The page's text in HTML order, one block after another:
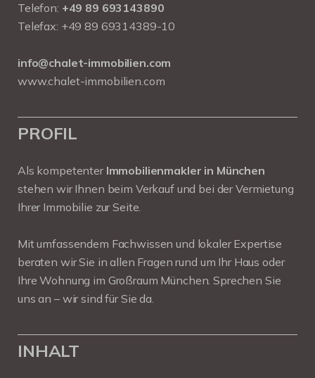
Telefon: +49 89 693143890
Telefax: +49 89 69314389-10
info@chalet-immobilien.com
www.chalet-immobilien.com
PROFIL
Als kompetenter Immobilienmakler in München
stehen wir Ihnen beim Verkauf und bei der Vermietung
Ihrer Immobilie zur Seite.
Mit umfassendem Fachwissen und lokaler Expertise
beraten wir Sie in allen Fragen rund um Ihr Haus oder
Ihre Wohnung im Großraum München. Sprechen Sie
uns an – wir sind für Sie da.
INHALT